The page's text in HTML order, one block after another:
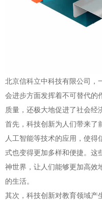
北京信科立中科技有限公司，
会进步方面发挥着不可替代的
质量，还极大地促进了社会经
首先，科技创新为人们带来了
人工智能等技术的应用，使
式也变得更加多样和便捷。这
神世界，让人们能够更加高效
的生活。
其次，科技创新对教育领域产